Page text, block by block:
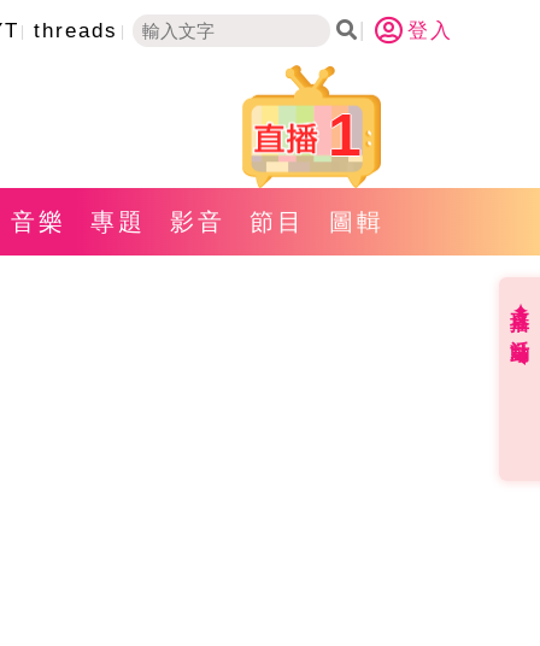
threads 登入
1
音樂 專題 影音 節目 圖輯
直播✦活動